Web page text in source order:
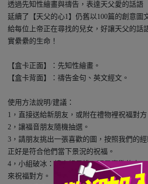
透過先知性繪畫與禱告，表達天父愛的話語
延續了【天父的心1】仍舊以100篇的創意圖
給每位上帝正在尋找的兒女，好讓天父的話
實纍纍的生命！
【盒卡正面】：先知性繪畫。
【盒卡背面】：禱告金句、英文經文。
使用方法說明/建議：
1，直接送給新朋友，或附在禮物裡祝福對方
2，讓福音朋友隨機抽選。
3，請朋友挑出一張喜歡的圖，按照我們的
正好是符合他們當下景況的祝福。
4，小組破冰：請小組員挑一張最喜歡的卡
來祝福對方。